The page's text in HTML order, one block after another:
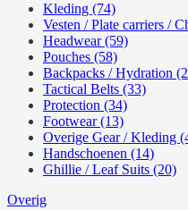
Kleding (74)
Vesten / Plate carriers /
Headwear (59)
Pouches (58)
Backpacks / Hydration
Tactical Belts (33)
Protection (34)
Footwear (13)
Overige Gear / Kleding
Handschoenen (14)
Ghillie / Leaf Suits (20)
Overig